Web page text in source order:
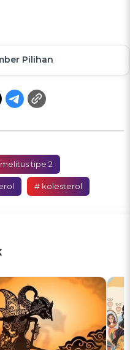
Pilihan
tipe 2
# kolesterol